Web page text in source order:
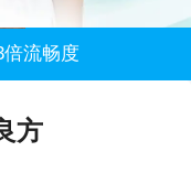
流畅度
方